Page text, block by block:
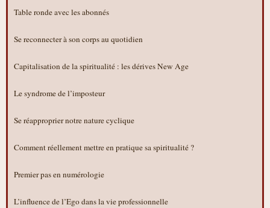
Table ronde avec les abonnés
Se reconnecter à son corps au quotidien
Capitalisation de la spiritualité : les dérives New Age
Le syndrome de l’imposteur
Se réapproprier notre nature cyclique
Comment réellement mettre en pratique sa spiritualité ?
Premier pas en numérologie
L’influence de l’Ego dans la vie professionnelle